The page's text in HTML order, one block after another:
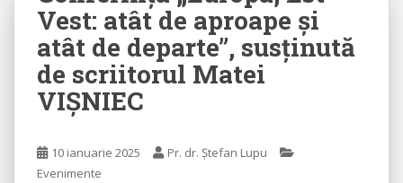
Vest: atât de aproape și
atât de departe”, susținută
de scriitorul Matei
VIȘNIEC
10 ianuarie 2025
Pr. dr. Ștefan Lupu
Evenimente